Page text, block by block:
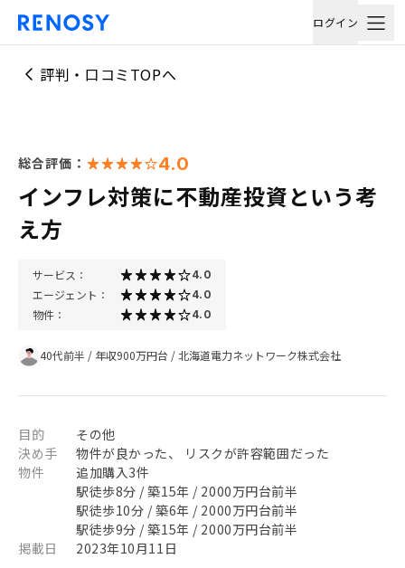
ログイン
評判・口コミTOPへ
総合評価： 4.0
インフレ対策に不動産投資という考
え方
サービス： 4.0
エージェント： 4.0
物件： 4.0
40代前半 / 年収900万円台 / 北海道電力ネットワーク株式会社
目的
その他
決め手
物件が良かった、 リスクが許容範囲だった
物件
追加購入3件
駅徒歩8分 / 築15年 / 2000万円台前半
駅徒歩10分 / 築6年 / 2000万円台前半
駅徒歩9分 / 築15年 / 2000万円台前半
掲載日
2023年10月11日